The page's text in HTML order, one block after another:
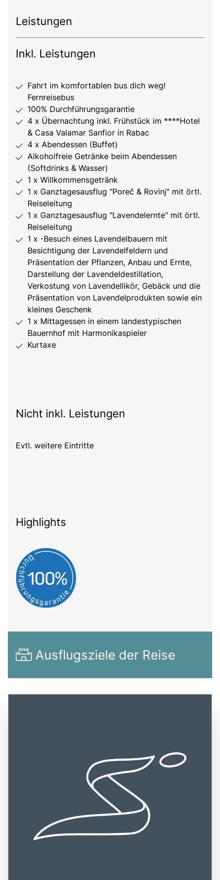
Leistungen
Inkl. Leistungen
Fahrt im komfortablen bus dich weg!
Fernreisebus
100% Durchführungsgarantie
4 x Übernachtung inkl. Frühstück im ****Hotel
& Casa Valamar Sanfior in Rabac
4 x Abendessen (Buffet)
Alkoholfreie Getränke beim Abendessen
(Softdrinks & Wasser)
1 x Willkommensgetränk
1 x Ganztagesausflug "Poreč & Rovinj" mit örtl.
Reiseleitung
1 x Ganztagesausflug "Lavendelernte" mit örtl.
Reiseleitung
1 x -Besuch eines Lavendelbauern mit
Besichtigung der Lavendelfeldern und
Präsentation der Pflanzen, Anbau und Ernte,
Darstellung der Lavendeldestillation,
Verkostung von Lavendellikör, Gebäck und die
Präsentation von Lavendelprodukten sowie ein
kleines Geschenk
1 x Mittagessen in einem landestypischen
Bauernhof mit Harmonikaspieler
Kurtaxe
Nicht inkl. Leistungen
Evtl. weitere Eintritte
Highlights
Ausflugsziele der Reise